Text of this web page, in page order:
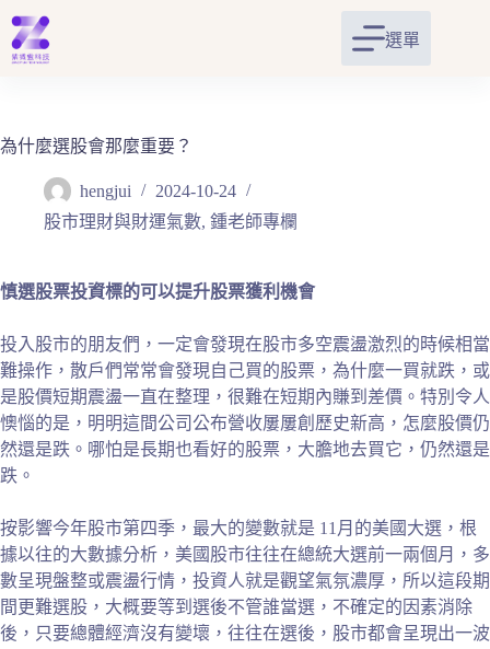
跳
至
主
容
選單
為什麼選股會那麼重要？
hengjui
2024-10-24
股市理財與財運氣數, 鍾老師專欄
慎選股票投資標的可以提升股票獲利機會
投入股市的朋友們，一定會發現在股市多空震盪激烈的時候相當
難操作，散戶們常常會發現自己買的股票，為什麼一買就跌，或
是股價短期震盪一直在整理，很難在短期內賺到差價。特別令人
懊惱的是，明明這間公司公布營收屢屢創歷史新高，怎麼股價仍
然還是跌。哪怕是長期也看好的股票，大膽地去買它，仍然還是
跌。
按影響今年股市第四季，最大的變數就是 11月的美國大選，根
據以往的大數據分析，美國股市往往在總統大選前一兩個月，多
數呈現盤整或震盪行情，投資人就是觀望氣氛濃厚，所以這段期
間更難選股，大概要等到選後不管誰當選，不確定的因素消除
後，只要總體經濟沒有變壞，往往在選後，股市都會呈現出一波